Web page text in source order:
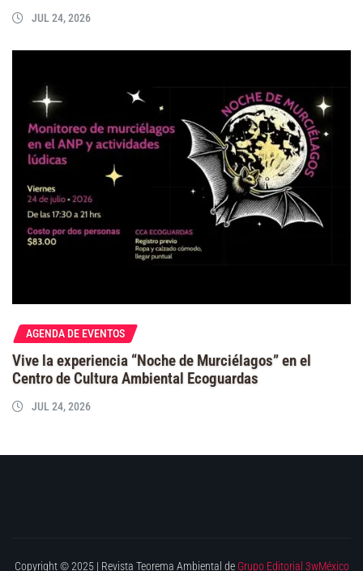
JUL 24, 2026
AGENDA DE EVENTOS
Vive la experiencia “Noche de Murciélagos” en el
Centro de Cultura Ambiental Ecoguardas
JUL 24, 2026
Copyright © 2025 | Revista Teorema Ambiental de Grupo Editorial 3wMéxico